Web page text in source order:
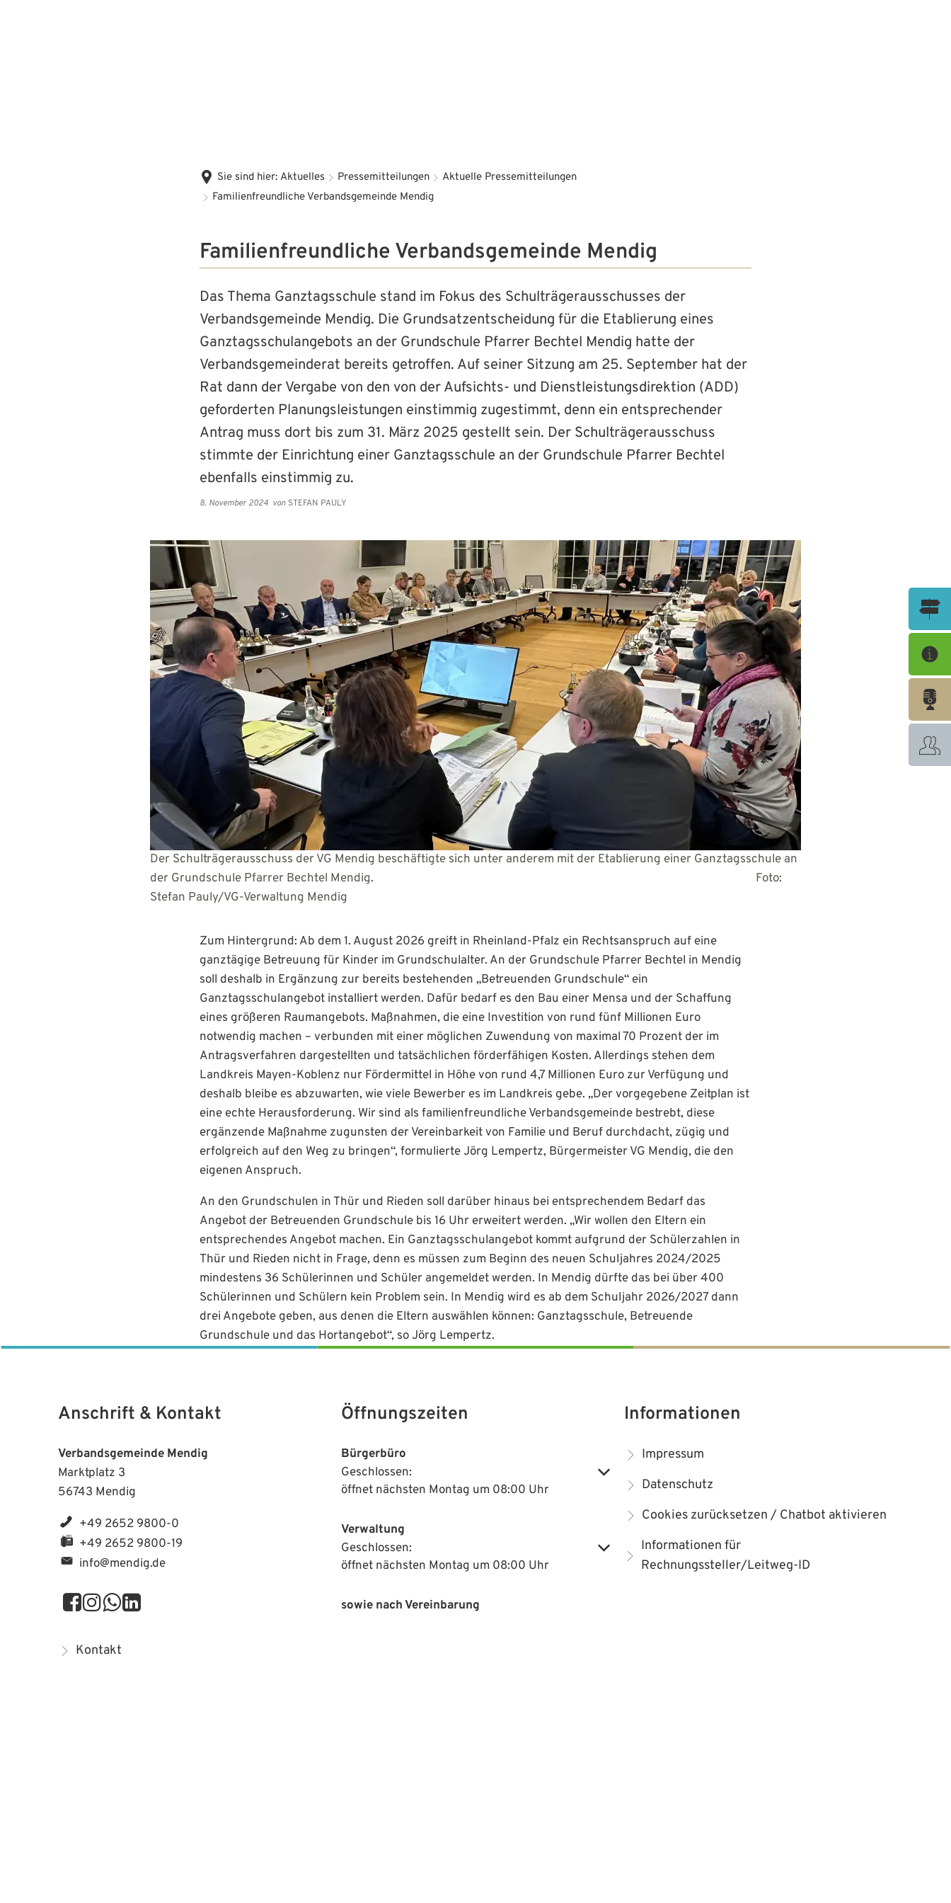
Sie sind hier: Aktuelles Pressemitteilungen
Aktuelle Pressemitteilungen
Familienfreundliche Verbandsgemeinde Mendig
Familienfreundliche Verbandsgemeinde Mendig
Das Thema Ganztagsschule stand im Fokus des Schulträgerausschusses der
Verbandsgemeinde Mendig. Die Grundsatzentscheidung für die Etablierung eines
Ganztagsschulangebots an der Grundschule Pfarrer Bechtel Mendig hatte der
Verbandsgemeinderat bereits getroffen. Auf seiner Sitzung am 25. September hat der
Rat dann der Vergabe von den von der Aufsichts- und Dienstleistungsdirektion (ADD)
geforderten Planungsleistungen einstimmig zugestimmt, denn ein entsprechender
Antrag muss dort bis zum 31. März 2025 gestellt sein. Der Schulträgerausschuss
stimmte der Einrichtung einer Ganztagsschule an der Grundschule Pfarrer Bechtel
ebenfalls einstimmig zu.
8. November 2024 von STEFAN PAULY
Der Schulträgerausschuss der VG Mendig beschäftigte sich unter anderem mit der Etablierung einer Ganztagsschule an
der Grundschule Pfarrer Bechtel Mendig. Foto:
Stefan Pauly/VG-Verwaltung Mendig
Zum Hintergrund: Ab dem 1. August 2026 greift in Rheinland-Pfalz ein Rechtsanspruch auf eine
ganztägige Betreuung für Kinder im Grundschulalter. An der Grundschule Pfarrer Bechtel in Mendig
soll deshalb in Ergänzung zur bereits bestehenden „Betreuenden Grundschule“ ein
Ganztagsschulangebot installiert werden. Dafür bedarf es den Bau einer Mensa und der Schaffung
eines größeren Raumangebots. Maßnahmen, die eine Investition von rund fünf Millionen Euro
notwendig machen – verbunden mit einer möglichen Zuwendung von maximal 70 Prozent der im
Antragsverfahren dargestellten und tatsächlichen förderfähigen Kosten. Allerdings stehen dem
Landkreis Mayen-Koblenz nur Fördermittel in Höhe von rund 4,7 Millionen Euro zur Verfügung und
deshalb bleibe es abzuwarten, wie viele Bewerber es im Landkreis gebe. „Der vorgegebene Zeitplan ist
eine echte Herausforderung. Wir sind als familienfreundliche Verbandsgemeinde bestrebt, diese
ergänzende Maßnahme zugunsten der Vereinbarkeit von Familie und Beruf durchdacht, zügig und
erfolgreich auf den Weg zu bringen“, formulierte Jörg Lempertz, Bürgermeister VG Mendig, die den
eigenen Anspruch.
An den Grundschulen in Thür und Rieden soll darüber hinaus bei entsprechendem Bedarf das
Angebot der Betreuenden Grundschule bis 16 Uhr erweitert werden. „Wir wollen den Eltern ein
entsprechendes Angebot machen. Ein Ganztagsschulangebot kommt aufgrund der Schülerzahlen in
Thür und Rieden nicht in Frage, denn es müssen zum Beginn des neuen Schuljahres 2024/2025
mindestens 36 Schülerinnen und Schüler angemeldet werden. In Mendig dürfte das bei über 400
Schülerinnen und Schülern kein Problem sein. In Mendig wird es ab dem Schuljahr 2026/2027 dann
drei Angebote geben, aus denen die Eltern auswählen können: Ganztagsschule, Betreuende
Grundschule und das Hortangebot“, so Jörg Lempertz.
Anschrift & Kontakt
Verbandsgemeinde Mendig
Marktplatz 3
56743 Mendig
+49 2652 9800-0
+49 2652 9800-19
info@mendig.de
Kontakt
Öffnungszeiten
Bürgerbüro
Klicken, um weitere Öffnungs- oder Schließzeiten auszublenden
Geschlossen:
öffnet nächsten Montag um 08:00 Uhr
Verwaltung
Klicken, um weitere Öffnungs- oder Schließzeiten auszublenden
Geschlossen:
öffnet nächsten Montag um 08:00 Uhr
sowie nach Vereinbarung
Informationen
Impressum
Datenschutz
Cookies zurücksetzen / Chatbot aktivieren
Informationen für
Rechnungssteller/Leitweg-ID